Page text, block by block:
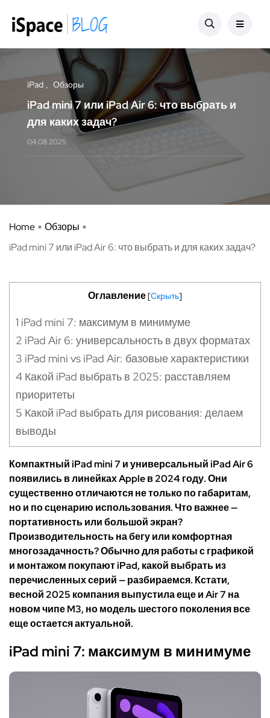
iPad Обзоры
iPad mini 7 или iPad Air 6: что выбрать и
для каких задач?
04.08.2025
Home
Обзоры
iPad mini 7 или iPad Air 6: что выбрать и для каких задач?
Оглавление[Скрыть]
1 iPad mini 7: максимум в минимуме
2 iPad Air 6: универсальность в двух форматах
3 iPad mini vs iPad Air: базовые характеристики
4 Какой iPad выбрать в 2025: расставляем
приоритеты
5 Какой iPad выбрать для рисования: делаем
выводы
Компактный iPad mini 7 и универсальный iPad Air 6
появились в линейках Apple в 2024 году. Они
существенно отличаются не только по габаритам,
но и по сценарию использования. Что важнее —
портативность или большой экран?
Производительность на бегу или комфортная
многозадачность? Обычно для работы с графикой
и монтажом покупают iPad, какой выбрать из
перечисленных серий — разбираемся. Кстати,
весной 2025 компания выпустила еще и Air 7 на
новом чипе M3, но модель шестого поколения все
еще остается актуальной.
iPad mini 7: максимум в минимуме